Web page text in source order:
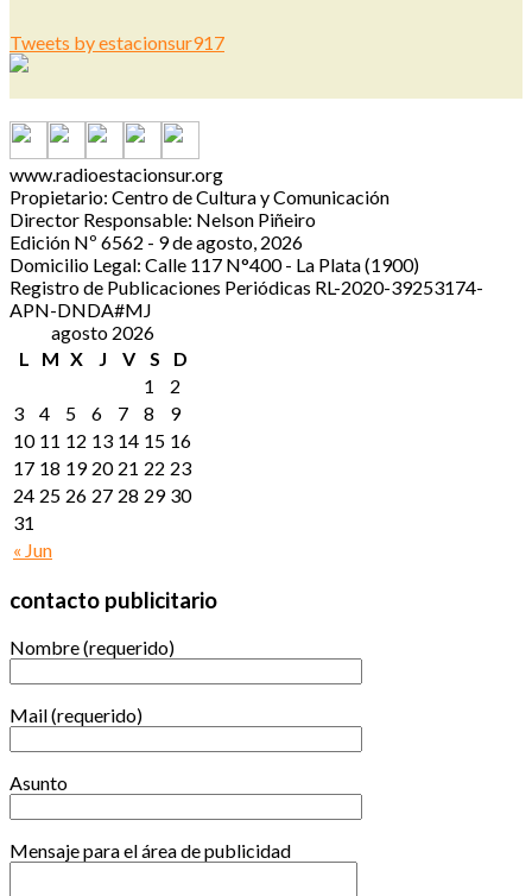
Tweets by estacionsur917
www.radioestacionsur.org
Propietario: Centro de Cultura y Comunicación
Director Responsable: Nelson Piñeiro
Edición Nº 6562 - 9 de agosto, 2026
Domicilio Legal: Calle 117 N°400 - La Plata (1900)
Registro de Publicaciones Periódicas RL-2020-39253174-
APN-DNDA#MJ
agosto 2026
L
M X J V S D
« Jun
1
2
3
4 5 6 7 8
9
10 11 12 13 14 15 16
17 18 19 20 21 22 23
24 25 26 27 28 29 30
31
contacto publicitario
Nombre (requerido)
Mail (requerido)
Asunto
Mensaje para el área de publicidad